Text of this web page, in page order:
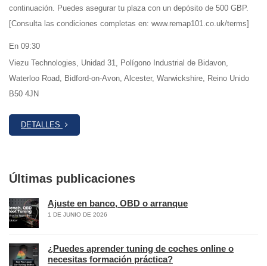
continuación. Puedes asegurar tu plaza con un depósito de 500 GBP.
[Consulta las condiciones completas en: www.remap101.co.uk/terms]
En 09:30
Viezu Technologies, Unidad 31, Polígono Industrial de Bidavon,
Waterloo Road, Bidford-on-Avon, Alcester, Warwickshire, Reino Unido
B50 4JN
DETALLES
Últimas publicaciones
Ajuste en banco, OBD o arranque
1 DE JUNIO DE 2026
¿Puedes aprender tuning de coches online o
necesitas formación práctica?